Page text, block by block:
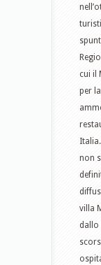
cui il
per
non
villa
dallo